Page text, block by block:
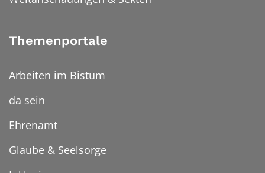
Themenportale
Arbeiten im Bistum
da sein
Ehrenamt
Glaube & Seelsorge